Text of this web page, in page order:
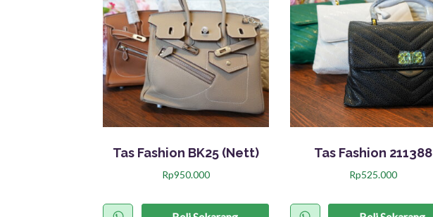
Tas Fashion BK25 (Nett)
Rp950.000
Tas Fashion 211388
Rp525.000